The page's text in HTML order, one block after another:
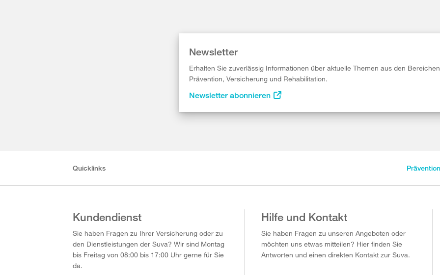
Newsletter
Erhalten Sie zuverlässig Informationen über aktuelle Themen aus den Bereichen
Prävention, Versicherung und Rehabilitation.
Newsletter abonnieren
Quicklinks Prävention
Kundendienst
Sie haben Fragen zu Ihrer Versicherung oder zu
den Dienstleistungen der Suva? Wir sind Montag
bis Freitag von 08:00 bis 17:00 Uhr gerne für Sie
da.
Hilfe und Kontakt
Sie haben Fragen zu unseren Angeboten oder
möchten uns etwas mitteilen? Hier finden Sie
Antworten und einen direkten Kontakt zur Suva.